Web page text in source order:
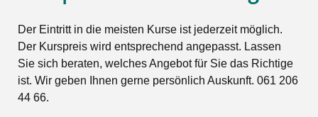
Der Eintritt in die meisten Kurse ist jederzeit möglich.
Der Kurspreis wird entsprechend angepasst. Lassen
Sie sich beraten, welches Angebot für Sie das Richtige
ist. Wir geben Ihnen gerne persönlich Auskunft. 061 206
44 66.